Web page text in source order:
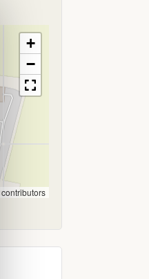
+
−
contributors